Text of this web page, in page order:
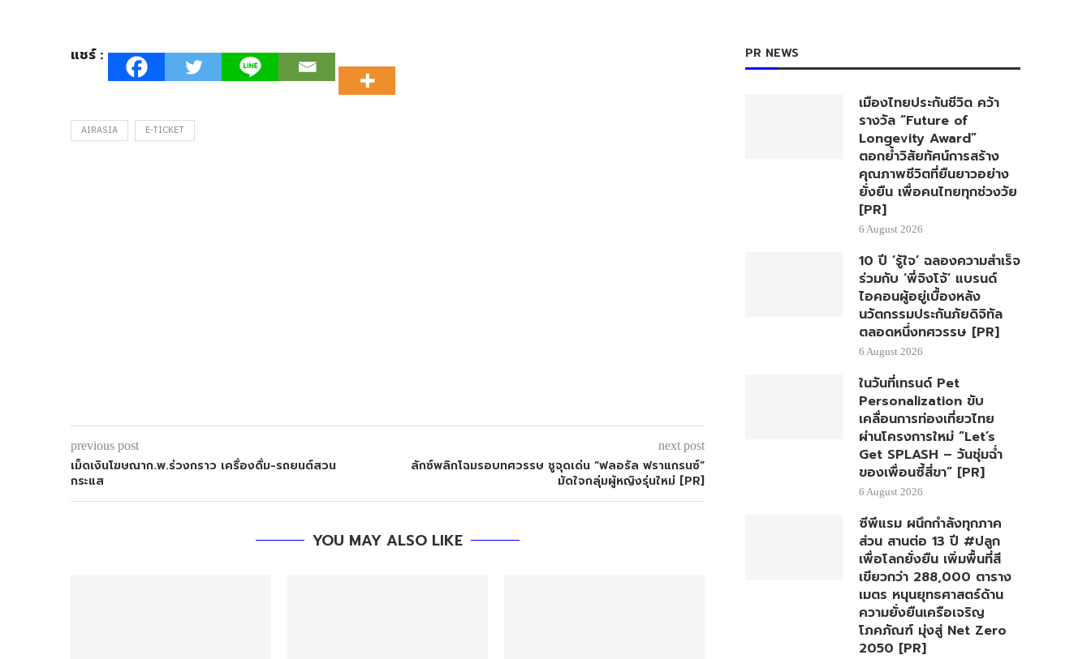
แชร์ :
AIRASIA E-TICKET
previous post
เม็ดเงินโฆษณาก.พ.ร่วงกราว เครื่องดื่ม-รถยนต์สวน
กระแส
next post
ลักซ์พลิกโฉมรอบทศวรรษ ชูจุดเด่น “ฟลอรัล ฟราแกรนซ์”
มัดใจกลุ่มผู้หญิงรุ่นใหม่ [PR]
YOU MAY ALSO LIKE
PR NEWS
เมืองไทยประกันชีวิต คว้า
รางวัล “Future of
Longevity Award”
ตอกย้ำวิสัยทัศน์การสร้าง
คุณภาพชีวิตที่ยืนยาวอย่าง
ยั่งยืน เพื่อคนไทยทุกช่วงวัย
[PR]
6 August 2026
10 ปี ‘รู้ใจ’ ฉลองความสำเร็จ
ร่วมกับ ‘พี่จิงโจ้’ แบรนด์
ไอคอนผู้อยู่เบื้องหลัง
นวัตกรรมประกันภัยดิจิทัล
ตลอดหนึ่งทศวรรษ [PR]
6 August 2026
ในวันที่เทรนด์ Pet
Personalization ขับ
เคลื่อนการท่องเที่ยวไทย
ผ่านโครงการใหม่ “Let’s
Get SPLASH – วันชุ่มฉ่ำ
ของเพื่อนซี้สี่ขา” [PR]
6 August 2026
ซีพีแรม ผนึกกำลังทุกภาค
ส่วน สานต่อ 13 ปี #ปลูก
เพื่อโลกยั่งยืน เพิ่มพื้นที่สี
เขียวกว่า 288,000 ตาราง
เมตร หนุนยุทธศาสตร์ด้าน
ความยั่งยืนเครือเจริญ
โภคภัณฑ์ มุ่งสู่ Net Zero
2050 [PR]